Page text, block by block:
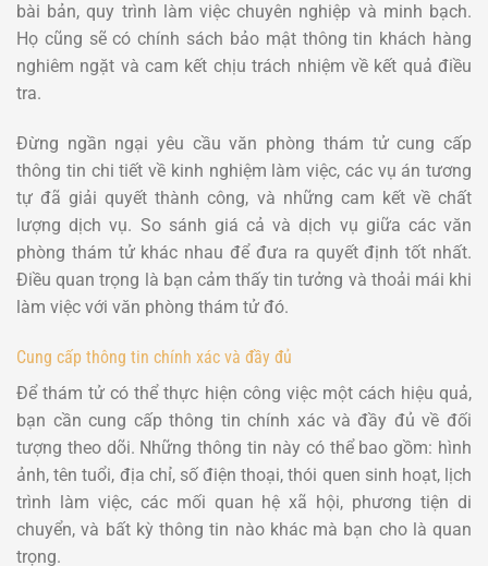
bài bản, quy trình làm việc chuyên nghiệp và minh bạch.
Họ cũng sẽ có chính sách bảo mật thông tin khách hàng
nghiêm ngặt và cam kết chịu trách nhiệm về kết quả điều
tra.
Đừng ngần ngại yêu cầu văn phòng thám tử cung cấp
thông tin chi tiết về kinh nghiệm làm việc, các vụ án tương
tự đã giải quyết thành công, và những cam kết về chất
lượng dịch vụ. So sánh giá cả và dịch vụ giữa các văn
phòng thám tử khác nhau để đưa ra quyết định tốt nhất.
Điều quan trọng là bạn cảm thấy tin tưởng và thoải mái khi
làm việc với văn phòng thám tử đó.
Cung cấp thông tin chính xác và đầy đủ
Để thám tử có thể thực hiện công việc một cách hiệu quả,
bạn cần cung cấp thông tin chính xác và đầy đủ về đối
tượng theo dõi. Những thông tin này có thể bao gồm: hình
ảnh, tên tuổi, địa chỉ, số điện thoại, thói quen sinh hoạt, lịch
trình làm việc, các mối quan hệ xã hội, phương tiện di
chuyển, và bất kỳ thông tin nào khác mà bạn cho là quan
trọng.